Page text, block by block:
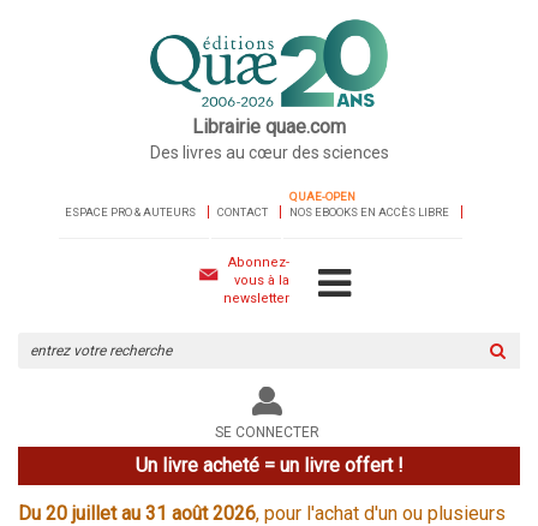
Librairie quae.com
Des livres au cœur des sciences
ESPACE PRO & AUTEURS CONTACT
QUAE-OPEN
NOS EBOOKS EN ACCÈS LIBRE
Abonnez-
vous à la
newsletter
le
site
SE CONNECTER
Un livre acheté = un livre offert !
Du 20 juillet au 31 août 2026, pour l'achat d'un ou plusieurs